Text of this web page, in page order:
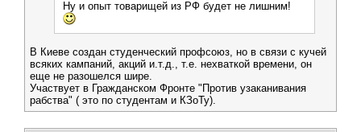
Ну и опыт товарищей из РФ будет не лишним!
В Киеве создан студенческий профсоюз, но в связи с кучей
всяких кампаний, акций и.т.д., т.е. нехваткой времени, он
еще не разошелся шире.
Участвует в Гражданском Фронте "Против узаканивания
рабства" ( это по студентам и КЗоТу).